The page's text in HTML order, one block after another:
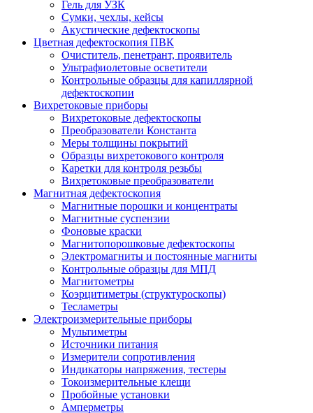
Гель для УЗК
Сумки, чехлы, кейсы
Акустические дефектоскопы
Цветная дефектоскопия ПВК
Очиститель, пенетрант, проявитель
Ультрафиолетовые осветители
Контрольные образцы для капиллярной
дефектоскопии
Вихретоковые приборы
Вихретоковые дефектоскопы
Преобразователи Константа
Меры толщины покрытий
Образцы вихретокового контроля
Каретки для контроля резьбы
Вихретоковые преобразователи
Магнитная дефектоскопия
Магнитные порошки и концентраты
Магнитные суспензии
Фоновые краски
Магнитопорошковые дефектоскопы
Электромагниты и постоянные магниты
Контрольные образцы для МПД
Магнитометры
Коэрцитиметры (структуроскопы)
Тесламетры
Электроизмерительные приборы
Мультиметры
Источники питания
Измерители сопротивления
Индикаторы напряжения, тестеры
Токоизмерительные клещи
Пробойные установки
Амперметры